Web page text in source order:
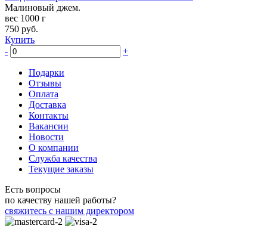
Малиновый джем.
вес 1000 г
750 руб.
Купить
-
+
Подарки
Отзывы
Оплата
Доставка
Контакты
Вакансии
Новости
О компании
Служба качества
Текущие заказы
Есть вопросы
по качеству нашей работы?
свяжитесь с нашим директором